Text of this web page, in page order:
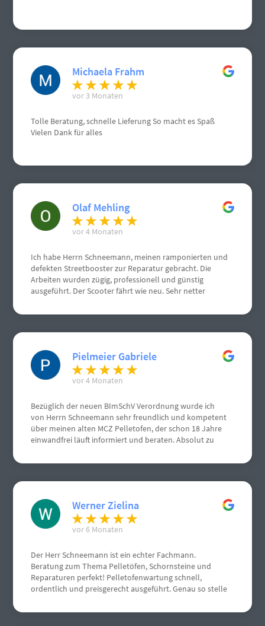
Michaela Frahm
vor 3 Monaten
Tolle Beratung, schnelle Lieferung So macht es Spaß
Vielen Dank für alles
Olaf Mehling
vor 4 Monaten
Ich habe Herrn Schneemann, meinen ramponierten und
defekten Streetbooster zur Reparatur gebracht. Die
Arbeiten wurden zügig, professionell und günstig
ausgeführt. Der Scooter fährt wie neu. Sehr netter
Pielmeier Gabriele
vor 4 Monaten
Bezüglich der neuen BImSchV Verordnung wurde ich
von Herrn Schneemann sehr freundlich und kompetent
über meinen alten MCZ Pelletofen, der schon 18 Jahre
einwandfrei läuft informiert und beraten. Absolut zu
vielen Dank.
Werner Zielina
vor 6 Monaten
Der Herr Schneemann ist ein echter Fachmann.
Beratung zum Thema Pelletöfen, Schornsteine und
Reparaturen perfekt! Pelletofenwartung schnell,
ordentlich und preisgerecht ausgeführt. Genau so stelle